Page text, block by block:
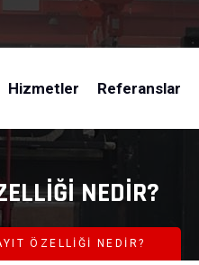
Hizmetler Referanslar
NEDIR?
ÖZELLIĞI NEDIR?